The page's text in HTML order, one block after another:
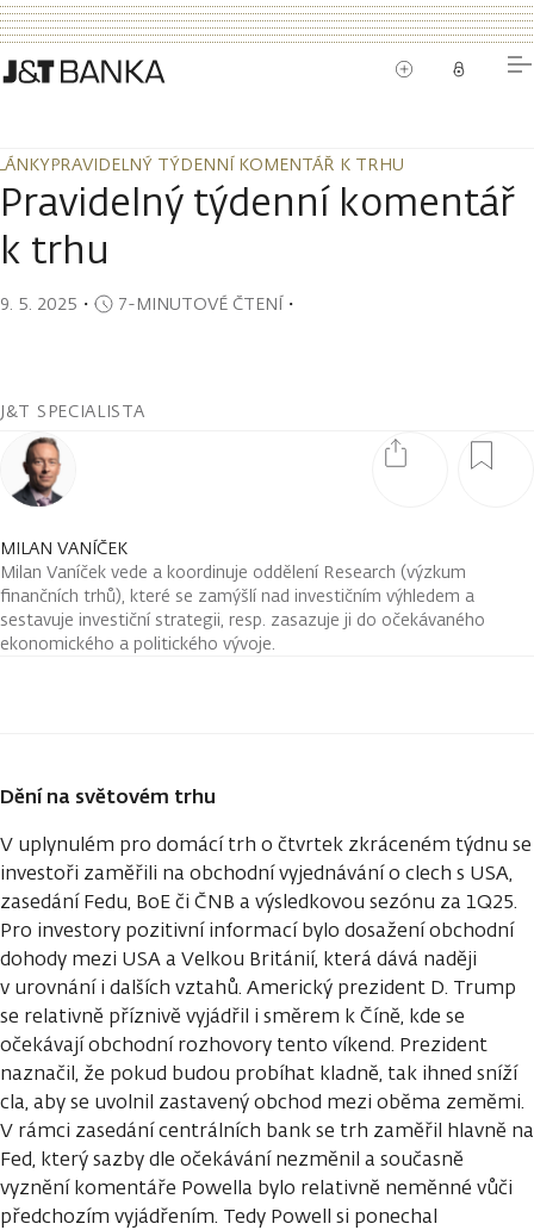
PRAVIDELNÝ TÝDENNÍ KOMENTÁŘ K TRHU
PRAVIDELNÝ TÝDENNÍ KOMENTÁŘ K TRHU
Pravidelný týdenní komentář
k trhu
9. 5. 2025 ・ 7-MINUTOVÉ ČTENÍ・
J&T SPECIALISTA
MILAN VANÍČEK
Milan Vaníček vede a koordinuje oddělení Research (výzkum
finančních trhů), které se zamýšlí nad investičním výhledem a
sestavuje investiční strategii, resp. zasazuje ji do očekávaného
ekonomického a politického vývoje.
Dění na světovém trhu
V uplynulém pro domácí trh o čtvrtek zkráceném týdnu se
investoři zaměřili na obchodní vyjednávání o clech s USA,
zasedání Fedu, BoE či ČNB a výsledkovou sezónu za 1Q25.
Pro investory pozitivní informací bylo dosažení obchodní
dohody mezi USA a Velkou Británií, která dává naději
v urovnání i dalších vztahů. Americký prezident D. Trump
se relativně příznivě vyjádřil i směrem k Číně, kde se
očekávají obchodní rozhovory tento víkend. Prezident
naznačil, že pokud budou probíhat kladně, tak ihned sníží
cla, aby se uvolnil zastavený obchod mezi oběma zeměmi.
V rámci zasedání centrálních bank se trh zaměřil hlavně na
Fed, který sazby dle očekávání nezměnil a současně
vyznění komentáře Powella bylo relativně neměnné vůči
předchozím vyjádřením. Tedy Powell si ponechal